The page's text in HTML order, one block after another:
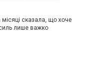
сказала, що хоче
лише важко